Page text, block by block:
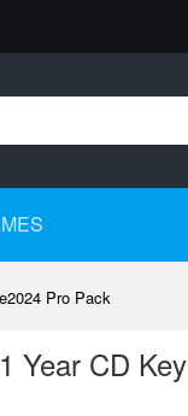
Pro Pack
Year CD Key